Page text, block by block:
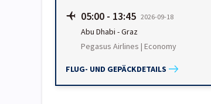
05:00 - 13:45 2026-09-18
Abu Dhabi -Graz
Pegasus Airlines | Economy
FLUG- UND GEPÄCKDETAILS